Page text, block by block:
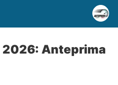
2026: Anteprima